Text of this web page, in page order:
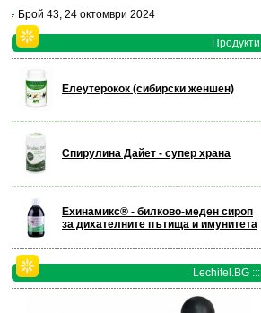
Брой 43, 24 октомври 2024
Продукти
Елеутерокок (сибирски женшен)
Спирулина Дайет - супер храна
Ехинамикс® - билково-меден сироп
за дихателните пътища и имунитета
Lechitel.BG :::